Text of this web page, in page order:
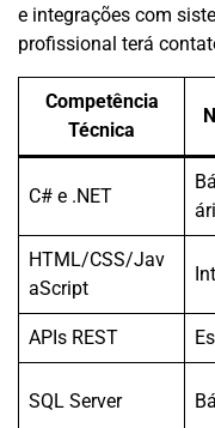
e integrações com
profissional terá
Competência
Técnica
C# e .NET
HTML/CSS/Jav
aScript
APIs REST
SQL Server